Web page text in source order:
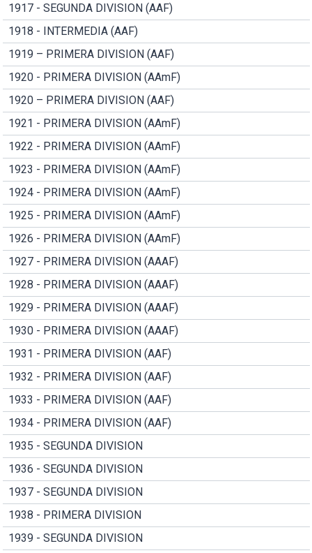
1917 - SEGUNDA DIVISION (AAF)
1918 - INTERMEDIA (AAF)
1919 – PRIMERA DIVISION (AAF)
1920 - PRIMERA DIVISION (AAmF)
1920 – PRIMERA DIVISION (AAF)
1921 - PRIMERA DIVISION (AAmF)
1922 - PRIMERA DIVISION (AAmF)
1923 - PRIMERA DIVISION (AAmF)
1924 - PRIMERA DIVISION (AAmF)
1925 - PRIMERA DIVISION (AAmF)
1926 - PRIMERA DIVISION (AAmF)
1927 - PRIMERA DIVISION (AAAF)
1928 - PRIMERA DIVISION (AAAF)
1929 - PRIMERA DIVISION (AAAF)
1930 - PRIMERA DIVISION (AAAF)
1931 - PRIMERA DIVISION (AAF)
1932 - PRIMERA DIVISION (AAF)
1933 - PRIMERA DIVISION (AAF)
1934 - PRIMERA DIVISION (AAF)
1935 - SEGUNDA DIVISION
1936 - SEGUNDA DIVISION
1937 - SEGUNDA DIVISION
1938 - PRIMERA DIVISION
1939 - SEGUNDA DIVISION